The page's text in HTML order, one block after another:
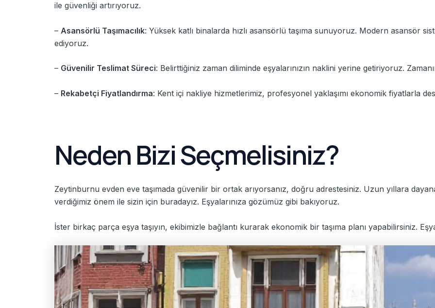
ile güvenliği artırıyoruz.
– Asansörlü Taşımacılık: Yüksek katlı binalarda hızlı asansörlü taşıma sunuyoruz. Modern asansör
ediyoruz.
– Güvenilir Teslimat Süreci: Belirttiğiniz zaman diliminde eşyalarınızın naklini yerine getiriyoruz.
– Rekabetçi Fiyatlandırma: Kent içi nakliye hizmetlerimiz, profesyonel yaklaşımı ekonomik fiyatlarla
Neden Bizi Seçmelisiniz?
Zeytinburnu evden eve taşımada güvenilir bir ortak arıyorsanız, doğru adrestesiniz. Uzun yıllara
verdiğimiz önem ile sizin için buradayız. Eşyalarınıza gözümüz gibi bakıyoruz.
İster birkaç parça eşya taşıyın, ekibimizle bağlantı kurarak ekonomik bir taşıma planı yapabilirsiniz.